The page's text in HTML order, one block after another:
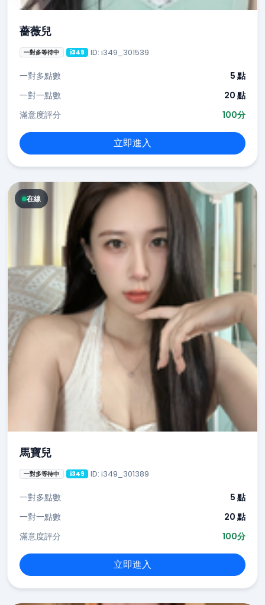
薔薇兒
一對多等待中 i349 ID: i349_301539
一對多點數
5 點
一對一點數
20 點
滿意度評分
100分
立即進入
在線
馬寶兒
一對多等待中 i349 ID: i349_301389
一對多點數
5 點
一對一點數
20 點
滿意度評分
100分
立即進入